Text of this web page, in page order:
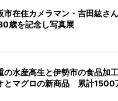
市在住カメラマン・吉田紘さ
歳を記念し写真展
の水産高生と伊勢市の食品加
とマグロの新商品 累計1500